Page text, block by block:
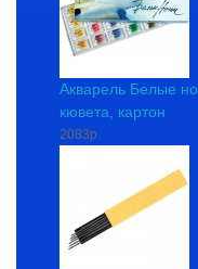
Акварель Белые
кювета, картон
2083р.